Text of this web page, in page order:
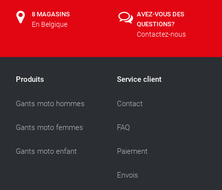
8 MAGASINS
En Belgique
AVEZ-VOUS DES
QUESTIONS?
Contactez-nous
Produits
Gants moto hommes
Gants moto femmes
Gants moto enfant
Service client
Contact
FAQ
Paiement
Envois